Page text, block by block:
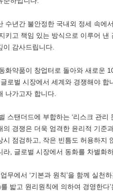
수년간 불안정한 국내외 정세 속에
키고 책임 있는 방식으로 이루어
이 감사드립니다.
화약품이 창업터로 돌아와 새로운
로벌 시장에서 세계와 경쟁해야
나가고자 합니다.
스탠더드에 부합하는 ‘리스크 관리
의 경쟁은 더욱 엄격한 윤리적 기준
시 점검하고, 작은 빈틈도 허용하지
라, 글로벌 시장에서 동화를 차별화
무에서 ‘기본과 원칙’을 함께 실천하
를 밟고 원리원칙에 의하여 경영한